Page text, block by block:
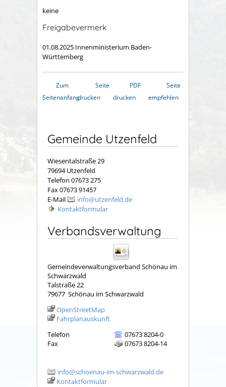
keine
Freigabevermerk
01.08.2025 Innenministerium Baden-
Württemberg
Zum
Seitenanfang
Seite
drucken
PDF
drucken
Seite
empfehlen
Gemeinde Utzenfeld
Wiesentalstraße 29
79694 Utzenfeld
Telefon 07673 275
Fax 07673 91457
E-Mail
info@utzenfeld.de
Kontaktformular
Verbandsverwaltung
Gemeindeverwaltungsverband Schönau im
Schwarzwald
Talstraße 22
79677 Schönau im Schwarzwald
OpenStreetMap
Fahrplanauskunft
Telefon
07673 8204-0
Fax
07673 8204-14
info@schoenau-im-schwarzwald.de
Kontaktformular